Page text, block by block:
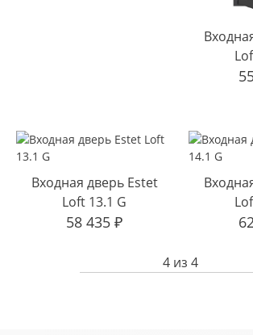
Входная дверь Estet
Loft 13.1 G
58 435 ₽
4 из 4